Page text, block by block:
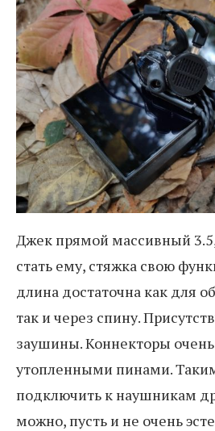
Джек прямой массивный
стать ему, стяжка свою
длина достаточна как для
так и через спину.
заушины. Коннекторы очень
утопленными пинами.
подключить к наушникам
можно, пусть и не очень